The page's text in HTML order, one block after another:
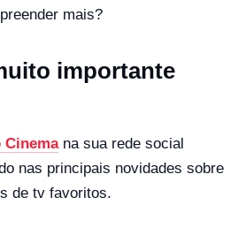
mais?
importante
Cinemana sua rede social
nas principais novidades sobre
de tv favoritos.